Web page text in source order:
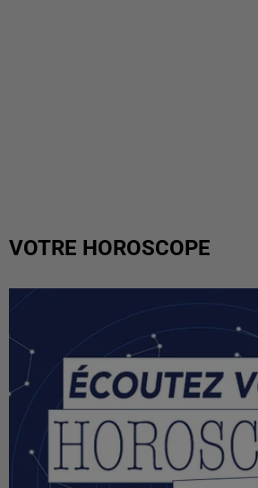
VOTRE HOROSCOPE